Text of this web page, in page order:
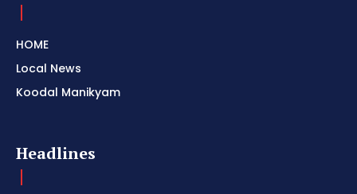
HOME
Local News
Koodal Manikyam
Headlines